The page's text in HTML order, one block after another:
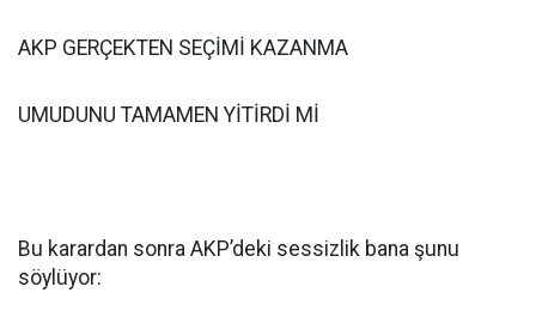
AKP GERÇEKTEN SEÇİMİ KAZANMA
UMUDUNU TAMAMEN YİTİRDİ Mİ
Bu karardan sonra AKP’deki sessizlik bana şunu
söylüyor: